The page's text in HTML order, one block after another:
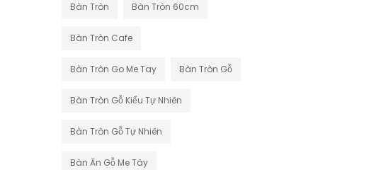
Bàn Tròn Bàn Tròn 60cm
Bàn Tròn Cafe
Bàn Tròn Go Me Tay Bàn Tròn Gỗ
Bàn Tròn Gỗ Kiểu Tự Nhiên
Bàn Tròn Gỗ Tự Nhiên
Bàn Ăn Gỗ Me Tây